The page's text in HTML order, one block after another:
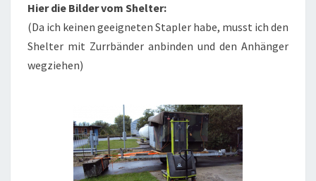
Hier die Bilder vom Shelter:
(Da ich keinen geeigneten Stapler habe, musst ich den
Shelter mit Zurrbänder anbinden und den Anhänger
wegziehen)